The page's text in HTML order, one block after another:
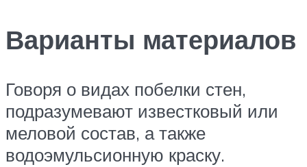
Варианты материалов
Говоря о видах побелки стен,
подразумевают известковый или
меловой состав, а также
водоэмульсионную краску.